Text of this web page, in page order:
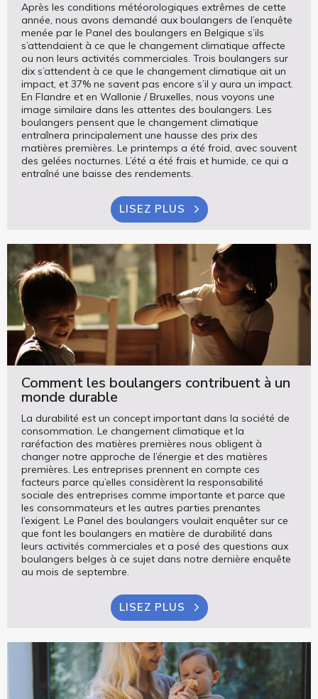
Après les conditions météorologiques extrêmes de cette
année, nous avons demandé aux boulangers de l’enquête
menée par le Panel des boulangers en Belgique s’ils
s’attendaient à ce que le changement climatique affecte
ou non leurs activités commerciales. Trois boulangers sur
dix s’attendent à ce que le changement climatique ait un
impact, et 37% ne savent pas encore s’il y aura un impact.
En Flandre et en Wallonie / Bruxelles, nous voyons une
image similaire dans les attentes des boulangers. Les
boulangers pensent que le changement climatique
entraînera principalement une hausse des prix des
matières premières. Le printemps a été froid, avec souvent
des gelées nocturnes. L’été a été frais et humide, ce qui a
entraîné une baisse des rendements.
LISEZ PLUS
Comment les boulangers contribuent à un
monde durable
La durabilité est un concept important dans la société de
consommation. Le changement climatique et la
raréfaction des matières premières nous obligent à
changer notre approche de l’énergie et des matières
premières. Les entreprises prennent en compte ces
facteurs parce qu’elles considèrent la responsabilité
sociale des entreprises comme importante et parce que
les consommateurs et les autres parties prenantes
l’exigent. Le Panel des boulangers voulait enquêter sur ce
que font les boulangers en matière de durabilité dans
leurs activités commerciales et a posé des questions aux
boulangers belges à ce sujet dans notre dernière enquête
au mois de septembre.
LISEZ PLUS